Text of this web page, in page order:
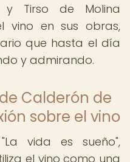
y Tirso de Molina
vino en sus obras,
que hasta el día
y admirando.
Calderón de
sobre el vino
vida es sueño",
el vino como una